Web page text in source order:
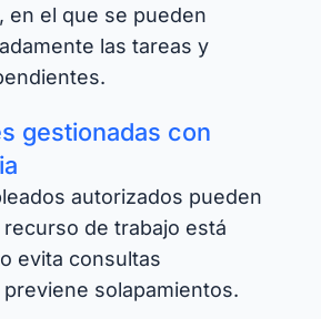
en el que se pueden
las tareas y
gestionadas con
autorizados pueden
de trabajo está
evita consultas
solapamientos.